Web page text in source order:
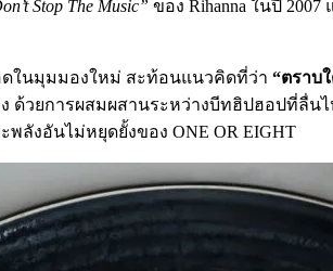
Stop The Music” ของ Rihanna ในปี
ในมุมมองใหม่ สะท้อนแนวคิดที่ว่า “ตราบ
ด้วยการผสมผสานระหว่างบีทฮิปฮอปที่ลื่น
ลังอันไม่หยุดยั้งของ ONE OR EIGHT